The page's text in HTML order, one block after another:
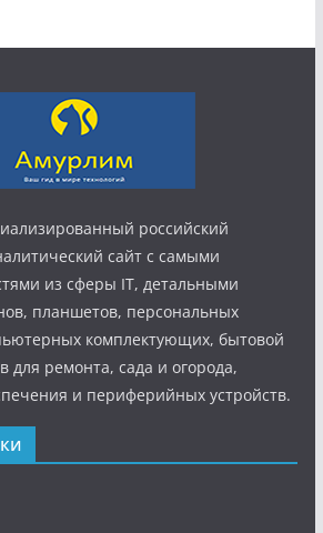
российский
сайт с самыми
из сферы IT, детальными
планшетов, персональных
комплектующих, бытовой
для ремонта, сада и огорода,
и периферийных устройств.